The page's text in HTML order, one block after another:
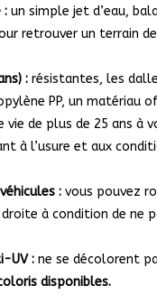
: un simple jet d’eau,
retrouver un terrain
:résistantes, les
PP, un matériau
vie de plus de 25 ans à
à l’usure et aux
:vous pouvez
à condition de ne
UV :ne se décolorent
disponibles.